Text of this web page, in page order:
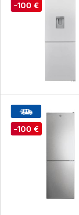
-100 €
-100 €